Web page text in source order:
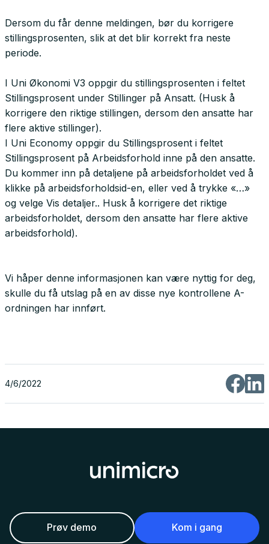
Dersom du får denne meldingen, bør du korrigere
stillingsprosenten, slik at det blir korrekt fra neste
periode.
I Uni Økonomi V3 oppgir du stillingsprosenten i feltet
Stillingsprosent under Stillinger på Ansatt. (Husk å
korrigere den riktige stillingen, dersom den ansatte har
flere aktive stillinger).
I Uni Economy oppgir du Stillingsprosent i feltet
Stillingsprosent på Arbeidsforhold inne på den ansatte.
Du kommer inn på detaljene på arbeidsforholdet ved å
klikke på arbeidsforholdsid-en, eller ved å trykke «…»
og velge Vis detaljer.. Husk å korrigere det riktige
arbeidsforholdet, dersom den ansatte har flere aktive
arbeidsforhold).
Vi håper denne informasjonen kan være nyttig for deg,
skulle du få utslag på en av disse nye kontrollene A-
ordningen har innført.
4/6/2022
Prøv demo Kom i gang